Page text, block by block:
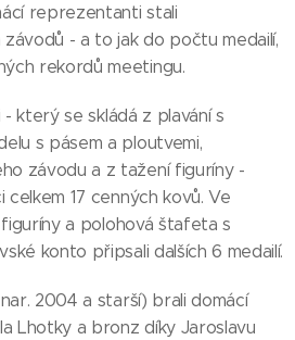
reprezentanti stali
závodů - a to jak do počtu medailí,
rekordů meetingu.
který se skládá z plavání s
s pásem a ploutvemi,
závodu a z tažení figuríny -
celkem 17 cenných kovů. Ve
a polohová štafeta s
konto připsali dalších 6 medailí.
2004 a starší) brali domácí
Lhotky a bronz díky Jaroslavu